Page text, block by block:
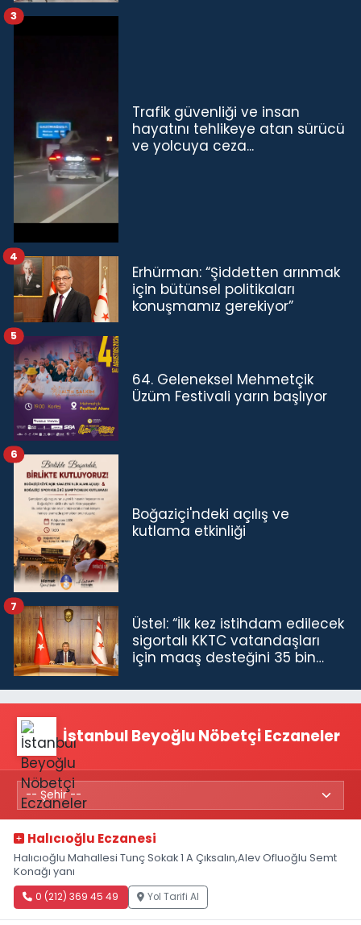
Trafik güvenliği ve insan
hayatını tehlikeye atan sürücü
ve yolcuya ceza...
3
Erhürman: “Şiddetten arınmak
için bütünsel politikaları
konuşmamız gerekiyor”
4
64. Geleneksel Mehmetçik
Üzüm Festivali yarın başlıyor
5
Boğaziçi'ndeki açılış ve
kutlama etkinliği
6
Üstel: “İlk kez istihdam edilecek
sigortalı KKTC vatandaşları
için maaş desteğini 35 bin
7
İstanbul Beyoğlu Nöbetçi Eczaneler
Halıcıoğlu Eczanesi
Halıcıoğlu Mahallesi Tunç Sokak 1 A Çıksalın,Alev Ofluoğlu Semt
Konağı yanı
0 (212) 369 45 49 Yol Tarifi Al